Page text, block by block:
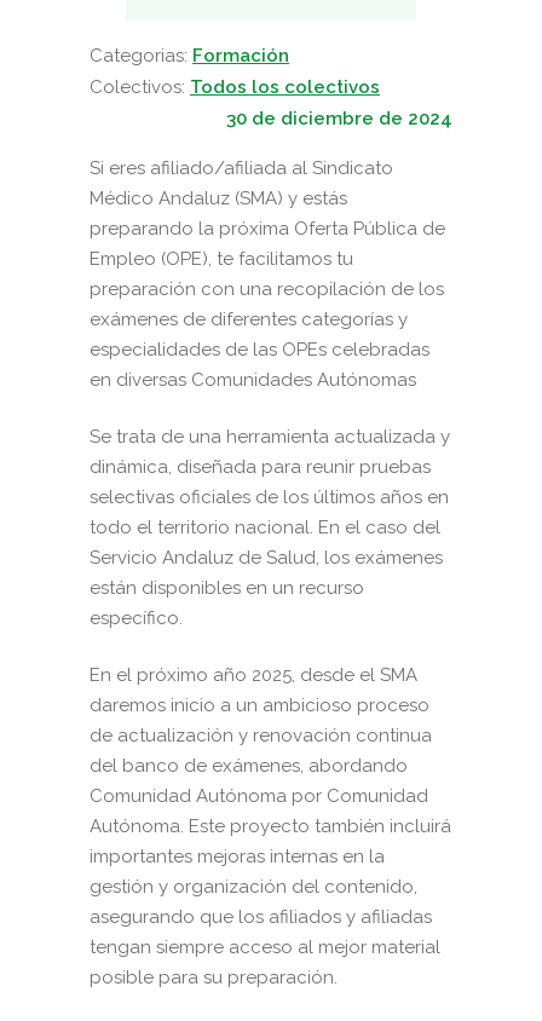
Categorias: Formación
Colectivos: Todos los colectivos
30 de diciembre de 2024
Si eres afiliado/afiliada al Sindicato
Médico Andaluz (SMA) y estás
preparando la próxima Oferta Pública de
Empleo (OPE), te facilitamos tu
preparación con una recopilación de los
exámenes de diferentes categorías y
especialidades de las OPEs celebradas
en diversas Comunidades Autónomas
Se trata de una herramienta actualizada y
dinámica, diseñada para reunir pruebas
selectivas oficiales de los últimos años en
todo el territorio nacional. En el caso del
Servicio Andaluz de Salud, los exámenes
están disponibles en un recurso
específico.
En el próximo año 2025, desde el SMA
daremos inicio a un ambicioso proceso
de actualización y renovación continua
del banco de exámenes, abordando
Comunidad Autónoma por Comunidad
Autónoma. Este proyecto también incluirá
importantes mejoras internas en la
gestión y organización del contenido,
asegurando que los afiliados y afiliadas
tengan siempre acceso al mejor material
posible para su preparación.